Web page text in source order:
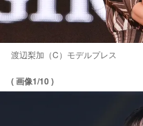
渡辺梨加（C）モデルプレス
( 画像1/10 )